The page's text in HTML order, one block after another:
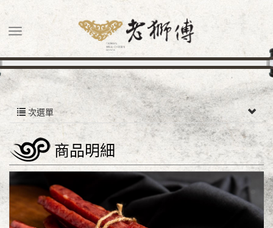
次選單
商品明細